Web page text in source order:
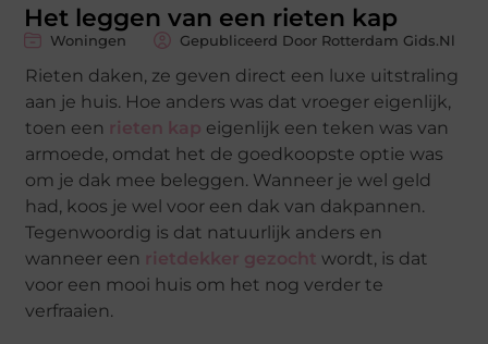
Het leggen van een rieten kap
Woningen Gepubliceerd Door Rotterdam Gids.nl
Rieten daken, ze geven direct een luxe uitstraling
aan je huis. Hoe anders was dat vroeger eigenlijk,
toen een rieten kap eigenlijk een teken was van
armoede, omdat het de goedkoopste optie was
om je dak mee beleggen. Wanneer je wel geld
had, koos je wel voor een dak van dakpannen.
Tegenwoordig is dat natuurlijk anders en
wanneer een rietdekker gezocht wordt, is dat
voor een mooi huis om het nog verder te
verfraaien.